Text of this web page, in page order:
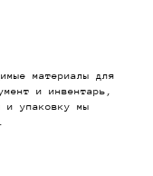
материалы для
и инвентарь,
и упаковку мы